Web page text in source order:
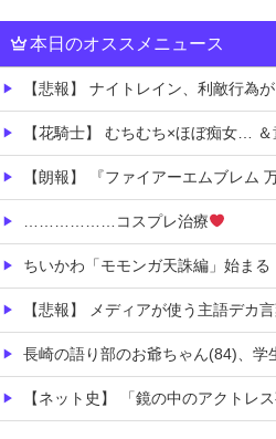
本日のオススメニュース
【悲報】 ナイトレイン、利敵行為
【花騎士】 むちむち×ほぼ痴女… ＆童貞を穀す服
【朗報】 『ファイアーエムブレム 万紫千紅』真
………………コスプレ治療
ちいかわ「モモンガ天誅編」始まる
【悲報】 メディアが使う主語デカ言葉
長崎の語り部のお爺ちゃん(84)、学生に『日
【ネット史】 「鏡の中のアクトレス事件」夫は正し